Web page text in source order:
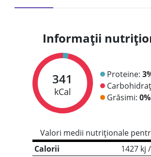
Informații
341
kCal
Proteine:
Grăsimi: 0%
Valori medii nutriționale
Calorii
1427 kj